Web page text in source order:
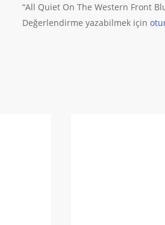
“All Quiet On The Western Front
Değerlendirme yazabilmek için